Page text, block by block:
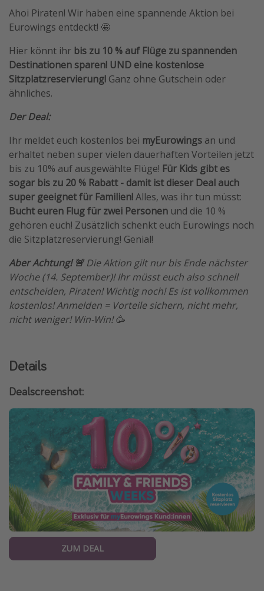
Gruppenreisen
Hotels in Hamburg
Hotels in Amsterdam
Hotels am Achensee
Familienurlaub in der Türkei
Rundreisen in Thailand
Bahnreisen in der Schweiz
Reisepassfreie Reiseziele
Travel Know How
Silvesterreisen
Last Minute Urlaub Mallorca
Last Minute Urlaub Deutschland
Ahoi Piraten! Wir haben eine spannende Aktion bei
Eurowings entdeckt! 🤩
Hier könnt ihr bis zu 10 % auf Flüge zu spannenden
Destinationen sparen! UND eine kostenlose
Sitzplatzreservierung! Ganz ohne Gutschein oder
ähnliches.
Der Deal:
Ihr meldet euch kostenlos bei myEurowings an und
erhaltet neben super vielen dauerhaften Vorteilen jetzt
bis zu 10% auf ausgewählte Flüge! Für Kids gibt es
sogar bis zu 20 % Rabatt - damit ist dieser Deal auch
super geeignet für Familien!Alles, was ihr tun müsst:
Bucht euren Flug für zwei Personen und die 10 %
gehören euch! Zusätzlich schenkt euch Eurowings noch
die Sitzplatzreservierung! Genial!
Aber Achtung! 🚨Die Aktion gilt nur bis Ende nächster
Woche (14. September)! Ihr müsst euch also schnell
entscheiden, Piraten! Wichtig noch! Es ist vollkommen
kostenlos! Anmelden = Vorteile sichern, nicht mehr,
nicht weniger! Win-Win! 🥳
Details
Dealscreenshot:
ZUM DEAL